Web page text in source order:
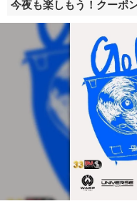
今夜も楽しもう！クーポ